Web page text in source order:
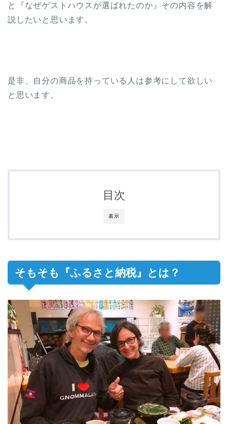
と『なぜゲストハウスが選ばれたのか』その内容を解
説したいと思います。
是非、自分の商品を持っている人は参考にして欲しい
と思います。
表示
目次
そもそも『ふるさと納税』とは？